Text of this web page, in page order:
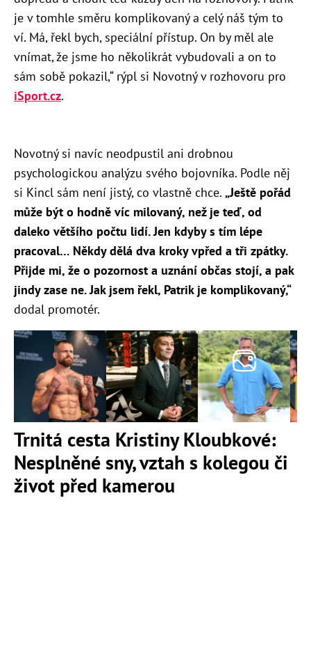
je v tomhle směru komplikovaný a celý náš tým to
ví. Má, řekl bych, speciální přístup. On by měl ale
vnímat, že jsme ho několikrát vybudovali a on to
sám sobě pokazil,“ rýpl si Novotný v rozhovoru pro
iSport.cz.
Novotný si navíc neodpustil ani drobnou
psychologickou analýzu svého bojovníka. Podle něj
si Kincl sám není jistý, co vlastně chce. „Ještě pořád
může být o hodně víc milovaný, než je teď, od
daleko většího počtu lidí. Jen kdyby s tím lépe
pracoval… Někdy dělá dva kroky vpřed a tři zpátky.
Přijde mi, že o pozornost a uznání občas stojí, a pak
jindy zase ne. Jak jsem řekl, Patrik je komplikovaný,“
dodal promotér.
Trnitá cesta Kristiny Kloubkové:
Nesplněné sny, vztah s kolegou či
život před kamerou